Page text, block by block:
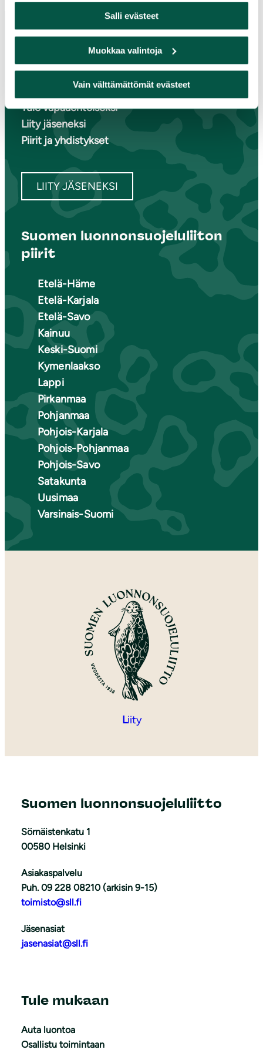
Salli evästeet
Muokkaa valintoja
Vain välttämättömät evästeet
Paikallistoiminta
Osallistu tapahtumaan
Tule vapaaehtoiseksi
Liity jäseneksi
Piirit ja yhdistykset
LIITY JÄSENEKSI
Suomen luonnonsuojeluliiton
piirit
Etelä-Häme
Etelä-Karjala
Etelä-Savo
Kainuu
Keski-Suomi
Kymenlaakso
Lappi
Pirkanmaa
Pohjanmaa
Pohjois-Karjala
Pohjois-Pohjanmaa
Pohjois-Savo
Satakunta
Uusimaa
Varsinais-Suomi
Liity
Suomen luonnonsuojeluliitto
Sörnäistenkatu 1
00580 Helsinki
Asiakaspalvelu
Puh. 09 228 08210 (arkisin 9-15)
toimisto@sll.fi
Jäsenasiat
jasenasiat@sll.fi
Tule mukaan
Auta luontoa
Osallistu toimintaan